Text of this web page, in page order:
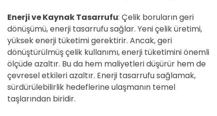
Enerji ve Kaynak Tasarrufu: Çelik boruların geri
dönüşümü, enerji tasarrufu sağlar. Yeni çelik üretimi,
yüksek enerji tüketimi gerektirir. Ancak, geri
dönüştürülmüş çelik kullanımı, enerji tüketimini önemli
ölçüde azaltır. Bu da hem maliyetleri düşürür hem de
çevresel etkileri azaltır. Enerji tasarrufu sağlamak,
sürdürülebilirlik hedeflerine ulaşmanın temel
taşlarından biridir.